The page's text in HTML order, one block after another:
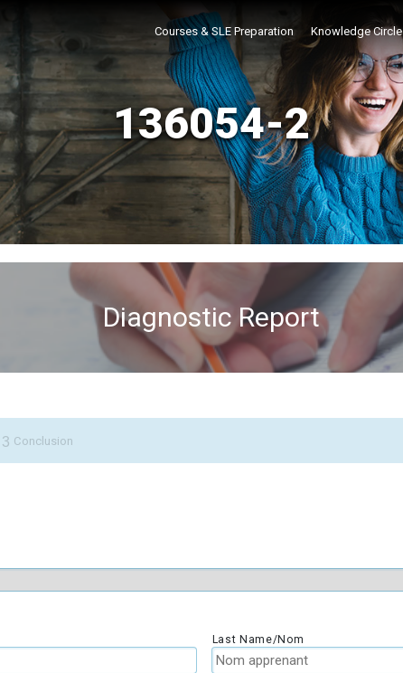
Courses & SLE Preparation Knowledge Circle
136054-2
Diagnostic Report
3 Conclusion
Last Name/Nom